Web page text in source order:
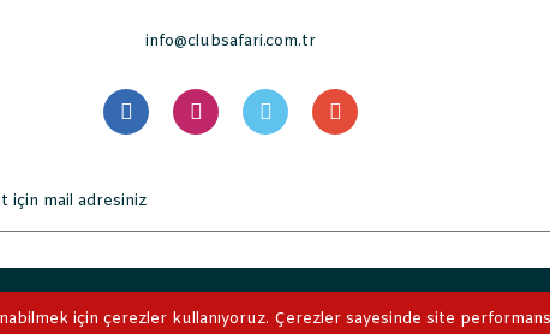
için çerezler kullanıyoruz. Çerezler sayesinde site
info@clubsafari.com.tr